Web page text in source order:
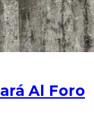
Al Foro